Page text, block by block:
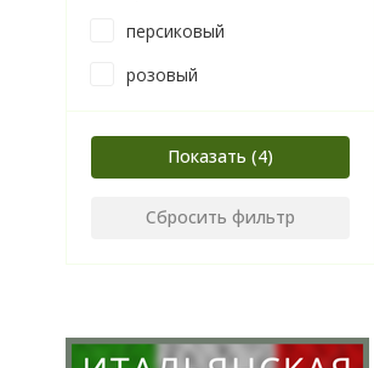
персиковый
розовый
Показать
Сбросить фильтр